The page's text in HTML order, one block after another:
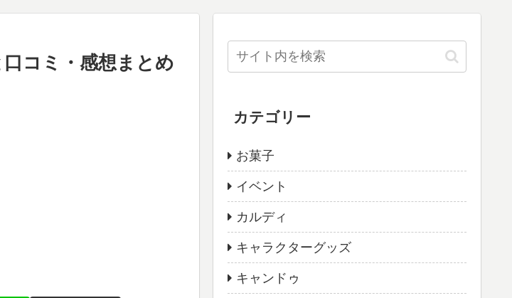
コミ・感想まとめ
カテゴリー
お菓子
イベント
カルディ
キャラクターグッズ
キャンドゥ